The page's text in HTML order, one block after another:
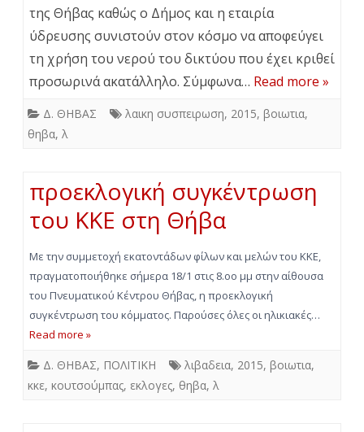
της Θήβας καθώς ο Δήμος και η εταιρία
ύδρευσης συνιστούν στον κόσμο να αποφεύγει
τη χρήση του νερού του δικτύου που έχει κριθεί
προσωρινά ακατάλληλο. Σύμφωνα… Read more »
Δ. ΘΗΒΑΣ λαικη συσπειρωση, 2015, βοιωτια,
θηβα, λ
προεκλογική συγκέντρωση
του ΚΚΕ στη Θήβα
Με την συμμετοχή εκατοντάδων φίλων και μελών του ΚΚΕ,
πραγματοποιήθηκε σήμερα 18/1 στις 8.οο μμ στην αίθουσα
του Πνευματικού Κέντρου Θήβας, η προεκλογική
συγκέντρωση του κόμματος. Παρούσες όλες οι ηλικιακές…
Read more »
Δ. ΘΗΒΑΣ, ΠΟΛΙΤΙΚΗ λιβαδεια, 2015, βοιωτια,
κκε, κουτσούμπας, εκλογες, θηβα, λ